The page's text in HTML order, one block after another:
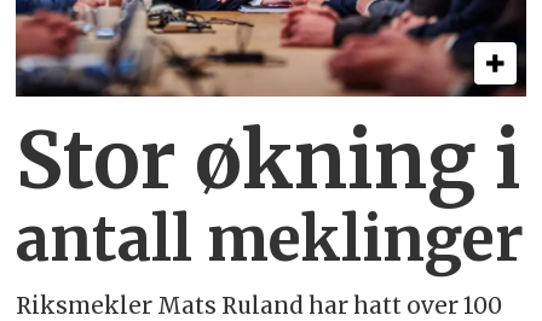
Stor økning i
antall meklinger
Riksmekler Mats Ruland har hatt over 100